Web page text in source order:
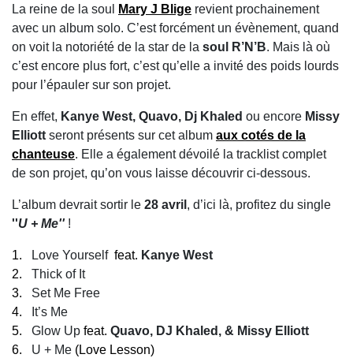
La reine de la soul Mary J Blige revient prochainement
avec un album solo. C’est forcément un évènement, quand
on voit la notoriété de la star de la soul R’N’B. Mais là où
c’est encore plus fort, c’est qu’elle a invité des poids lourds
pour l’épauler sur son projet.
En effet, Kanye West, Quavo, Dj Khaled ou encore Missy
Elliott seront présents sur cet album aux cotés de la
chanteuse. Elle a également dévoilé la tracklist complet
de son projet, qu’on vous laisse découvrir ci-dessous.
L’album devrait sortir le 28 avril , d’ici là, profitez du single
''U + Me''!
1. Love Yourselffeat. Kanye West
2. Thick of It
3. Set Me Free
4.
It’s Me
5. Glow Up feat. Quavo, DJ Khaled, & Missy Elliott
6. U + Me (Love Lesson)